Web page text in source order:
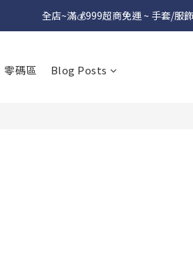
全店~滿💰999超商免運 ~ 手套/服
零碼區 Blog Posts